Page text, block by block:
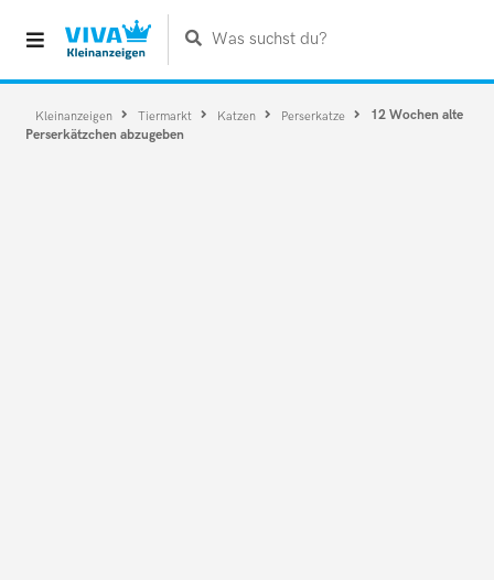
Was suchst du?
Kleinanzeigen Tiermarkt Katzen Perserkatze
12 Wochen alte
Perserkätzchen abzugeben